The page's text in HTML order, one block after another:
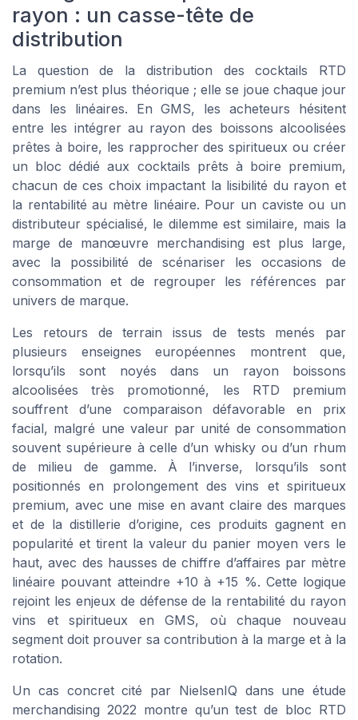
rayon : un casse-tête de
distribution
La question de la distribution des cocktails RTD
premium n’est plus théorique ; elle se joue chaque jour
dans les linéaires. En GMS, les acheteurs hésitent
entre les intégrer au rayon des boissons alcoolisées
prêtes à boire, les rapprocher des spiritueux ou créer
un bloc dédié aux cocktails prêts à boire premium,
chacun de ces choix impactant la lisibilité du rayon et
la rentabilité au mètre linéaire. Pour un caviste ou un
distributeur spécialisé, le dilemme est similaire, mais la
marge de manœuvre merchandising est plus large,
avec la possibilité de scénariser les occasions de
consommation et de regrouper les références par
univers de marque.
Les retours de terrain issus de tests menés par
plusieurs enseignes européennes montrent que,
lorsqu’ils sont noyés dans un rayon boissons
alcoolisées très promotionné, les RTD premium
souffrent d’une comparaison défavorable en prix
facial, malgré une valeur par unité de consommation
souvent supérieure à celle d’un whisky ou d’un rhum
de milieu de gamme. À l’inverse, lorsqu’ils sont
positionnés en prolongement des vins et spiritueux
premium, avec une mise en avant claire des marques
et de la distillerie d’origine, ces produits gagnent en
popularité et tirent la valeur du panier moyen vers le
haut, avec des hausses de chiffre d’affaires par mètre
linéaire pouvant atteindre +10 à +15 %. Cette logique
rejoint les enjeux de défense de la rentabilité du rayon
vins et spiritueux en GMS, où chaque nouveau
segment doit prouver sa contribution à la marge et à la
rotation.
Un cas concret cité par NielsenIQ dans une étude
merchandising 2022 montre qu’un test de bloc RTD